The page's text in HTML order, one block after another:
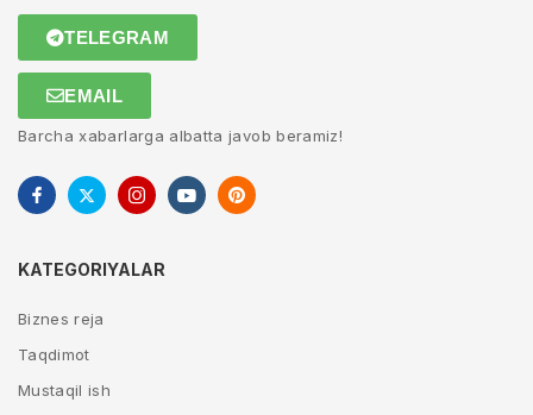
TELEGRAM
EMAIL
Barcha xabarlarga albatta javob beramiz!
KATEGORIYALAR
Biznes reja
Taqdimot
Mustaqil ish